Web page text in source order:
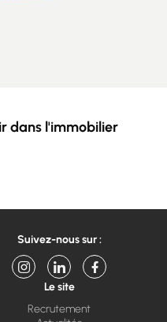
dans l'immobilier
Suivez-nous sur :
Le site
Recrutement